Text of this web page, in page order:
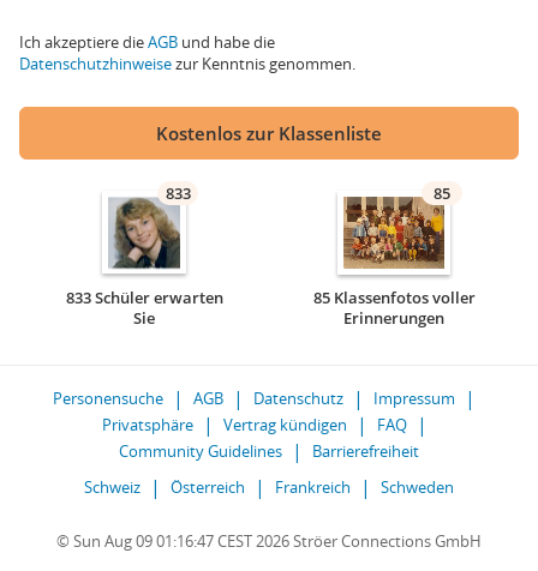
Ich akzeptiere dieAGB und habe die
Datenschutzhinweisezur Kenntnis genommen.
Kostenlos zur Klassenliste
833
833 Schüler erwarten
Sie
85
85 Klassenfotos voller
Erinnerungen
Personensuche AGB Datenschutz
Impressum
Privatsphäre
Vertrag kündigen
FAQ
Community Guidelines
Barrierefreiheit
Schweiz
Österreich Frankreich Schweden
© Sun Aug 09 01:16:47 CEST 2026 Ströer Connections GmbH